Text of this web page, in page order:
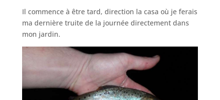
Il commence à être tard, direction la casa où je ferais
ma dernière truite de la journée directement dans
mon jardin.